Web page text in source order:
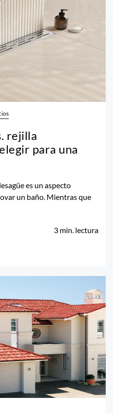
rejilla
para una
es un aspecto
un baño. Mientras que
3 min. lectura